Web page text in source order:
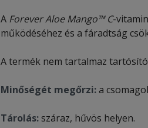
A Forever Aloe Mango™ C-
működéséhez és a fáradtság
A termék nem tartalmaz
Minőségét megőrzi:a
Tárolás:száraz, hűvös helyen.